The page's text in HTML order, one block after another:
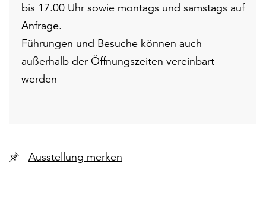
bis 17.00 Uhr sowie montags und samstags auf
Anfrage.
Führungen und Besuche können auch
außerhalb der Öffnungszeiten vereinbart
werden
Ausstellung merken